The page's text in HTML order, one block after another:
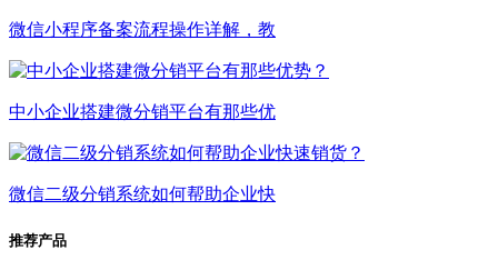
微信小程序备案流程操作详解，教
中小企业搭建微分销平台有那些优
微信二级分销系统如何帮助企业快
推荐产品